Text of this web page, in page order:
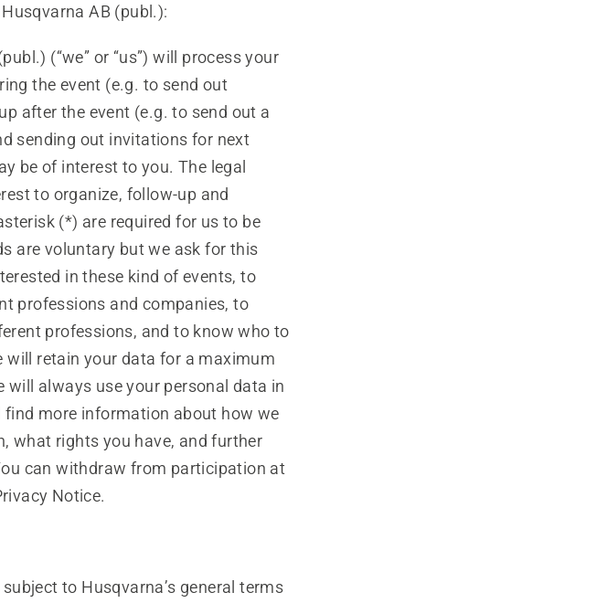
AB (publ.):
(“we” or “us”) will process your
the event (e.g. to send out
after the event (e.g. to send out a
sending out invitations for next
be of interest to you. The legal
to organize, follow-up and
(*) are required for us to be
are voluntary but we ask for this
in these kind of events, to
professions and companies, to
professions, and to know who to
will retain your data for a maximum
always use your personal data in
find more information about how we
what rights you have, and further
can withdraw from participation at
Notice.
to Husqvarna’s general terms